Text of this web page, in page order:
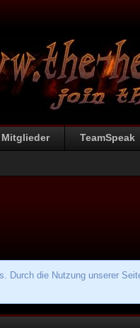
Mitglieder TeamSpeak
Durch die Nutzung unserer